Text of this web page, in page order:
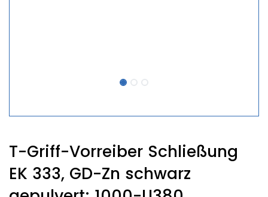
T-Griff-Vorreiber Schließung
EK 333, GD-Zn schwarz